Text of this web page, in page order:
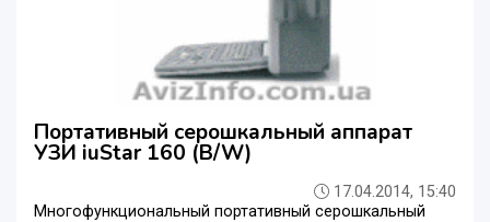
Портативный серошкальный аппарат
УЗИ iuStar 160 (B/W)
17.04.2014, 15:40
Многофункциональный портативный серошкальный